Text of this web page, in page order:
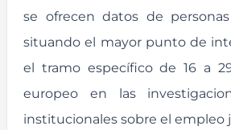
se ofrecen datos de
situando el mayor punto de
el tramo específico de 16 a
europeo en las
institucionales sobre el empleo